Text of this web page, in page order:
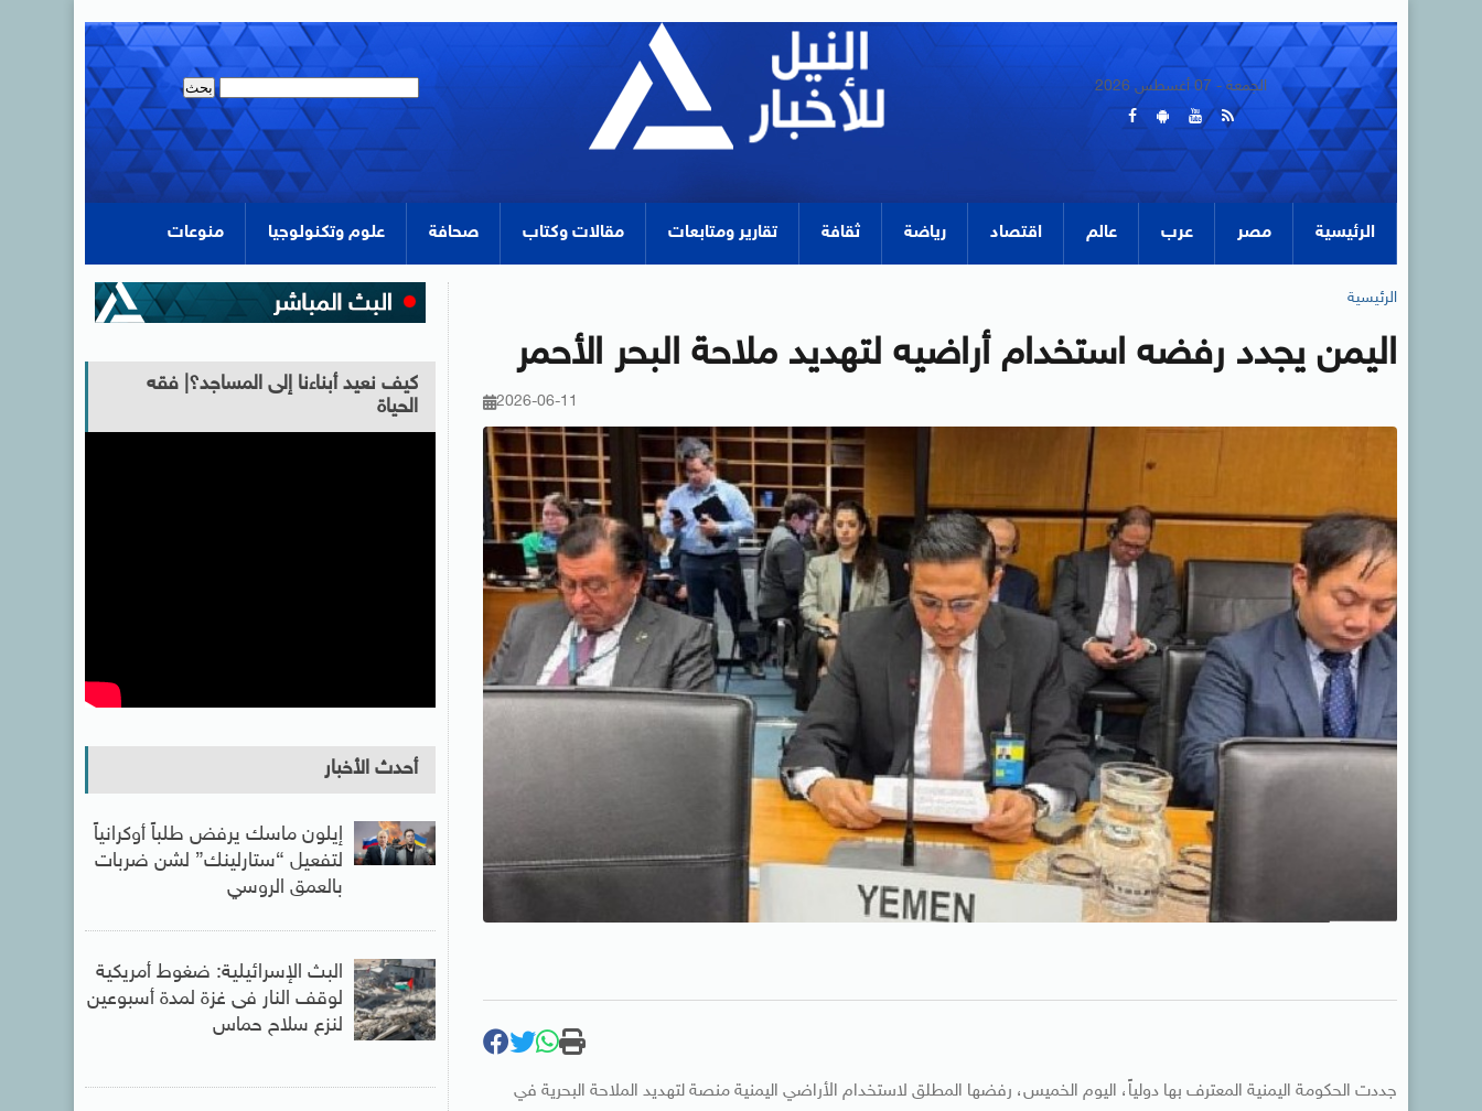
الجمعة - 07 أغسطس 2026
الرئيسية مصر عرب عالم اقتصاد رياضة ثقافة تقارير ومتابعات مقالات وكتاب صحافة علوم وتكنولوجيا منوعات
الرئيسية
اليمن يجدد رفضه استخدام أراضيه لتهديد ملاحة البحر الأحمر
2026-06-11
جددت الحكومة اليمنية المعترف بها دولياً، اليوم الخميس، رفضها المطلق لاستخدام الأراضي اليمنية منصة لتهديد الملاحة البحرية في
كيف نعيد أبناءنا إلى المساجد؟| فقه
الحياة
أحدث الأخبار
إيلون ماسك يرفض طلباً أوكرانياً
لتفعيل “ستارلينك” لشن ضربات
بالعمق الروسي
البث الإسرائيلية: ضغوط أمريكية
لوقف النار فى غزة لمدة أسبوعين
لنزع سلاح حماس